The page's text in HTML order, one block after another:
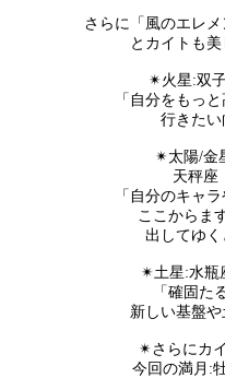
さらに「風のエレメ
とカイトも
✴︎火星:双
「自分をもっ
行きたい
✴︎太陽/金
天秤座
「自分のキャ
ここからま
出してゆく
✴︎土星:水瓶
「確固た
新しい基盤や
✴︎さらにカ
今回の満月: